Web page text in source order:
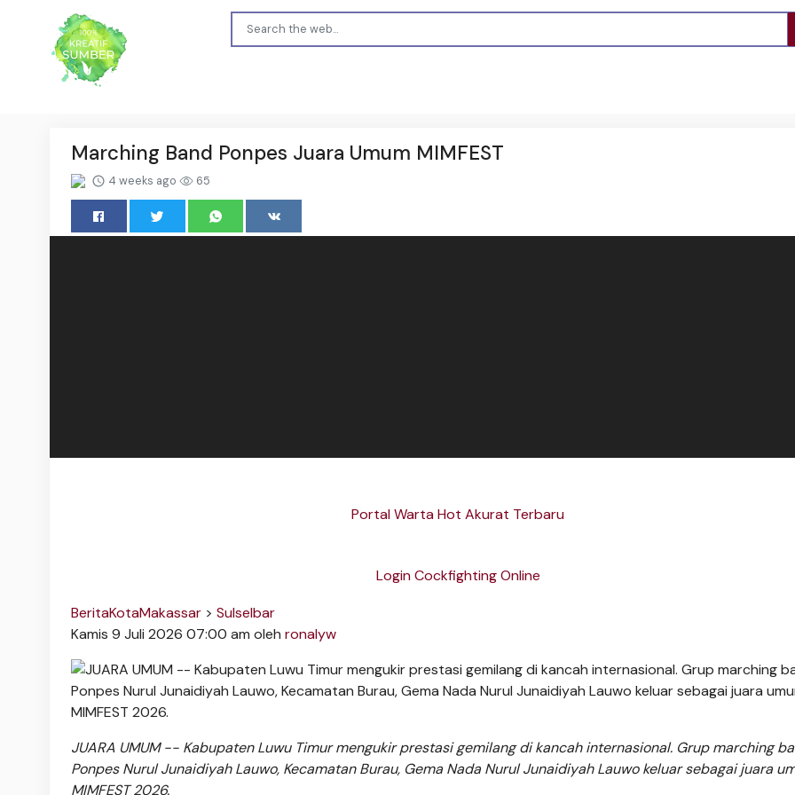
‎Marching Band Ponpes Juara Umum MIMFEST
4 weeks ago 65
Portal Warta Hot Akurat Terbaru
Login Cockfighting Online
BeritaKotaMakassar > Sulselbar
Kamis 9 Juli 2026 07:00 am oleh ronalyw
JUARA UMUM -- Kabupaten Luwu Timur mengukir prestasi gemilang di kancah internasional. Grup marching
Ponpes Nurul Junaidiyah Lauwo, Kecamatan Burau, Gema Nada Nurul Junaidiyah Lauwo keluar sebagai juara
MIMFEST 2026.